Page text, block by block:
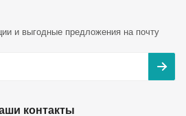
и выгодные предложения на почту
контакты